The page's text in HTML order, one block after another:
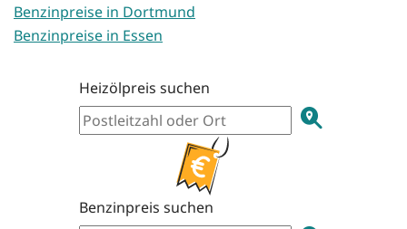
Benzinpreise in Dortmund
Benzinpreise in Essen
Heizölpreis suchen
Benzinpreis suchen